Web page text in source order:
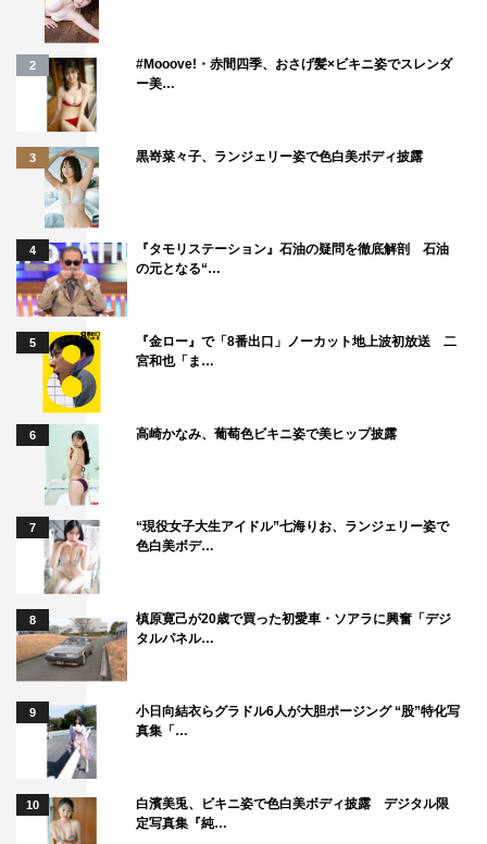
2
#Mooove!・赤間四季、おさげ髪×ビキニ姿でスレンダ
ー美…
3 黒嵜菜々子、ランジェリー姿で色白美ボディ披露
4
『タモリステーション』石油の疑問を徹底解剖 石油
の元となる“…
5
『金ロー』で「8番出口」ノーカット地上波初放送 二
宮和也「ま…
6 高崎かなみ、葡萄色ビキニ姿で美ヒップ披露
7
“現役女子大生アイドル”七海りお、ランジェリー姿で
色白美ボデ…
8
槙原寛己が20歳で買った初愛車・ソアラに興奮「デジ
タルパネル…
9
小日向結衣らグラドル6人が大胆ポージング “股”特化写
真集「…
10
白濱美兎、ビキニ姿で色白美ボディ披露 デジタル限
定写真集『純…